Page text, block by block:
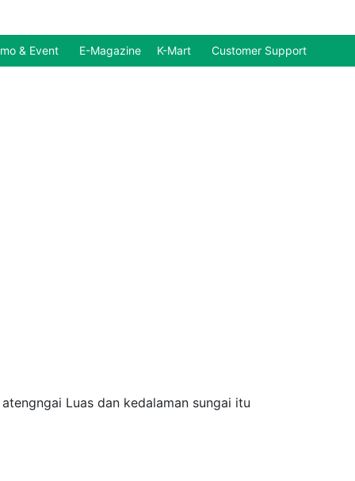
& Event E-Magazine K-Mart Customer Support
Luas dan kedalaman sungai itu